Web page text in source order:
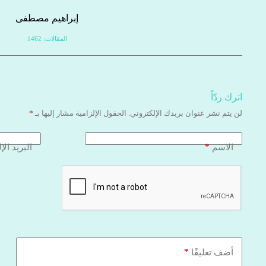
إبراهيم مصطفى
المقالات: 1462
اترك ردّاً
لن يتم نشر عنوان بريدك الإلكتروني. الحقول الإلزامية مشار إليها بـ *
الاسم* البريد
أضف تعليقًا *